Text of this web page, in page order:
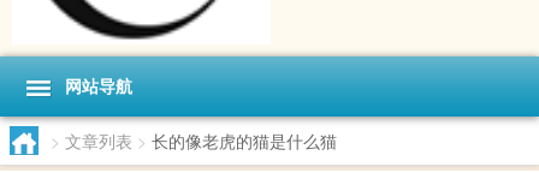
网站导航
> 文章列表 > 长的像老虎的猫是什么猫